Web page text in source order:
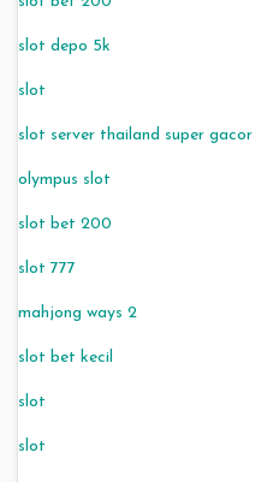
slot depo 5k
slot
slot server thailand super gacor
olympus slot
slot bet 200
slot 777
mahjong ways 2
slot bet kecil
slot
slot